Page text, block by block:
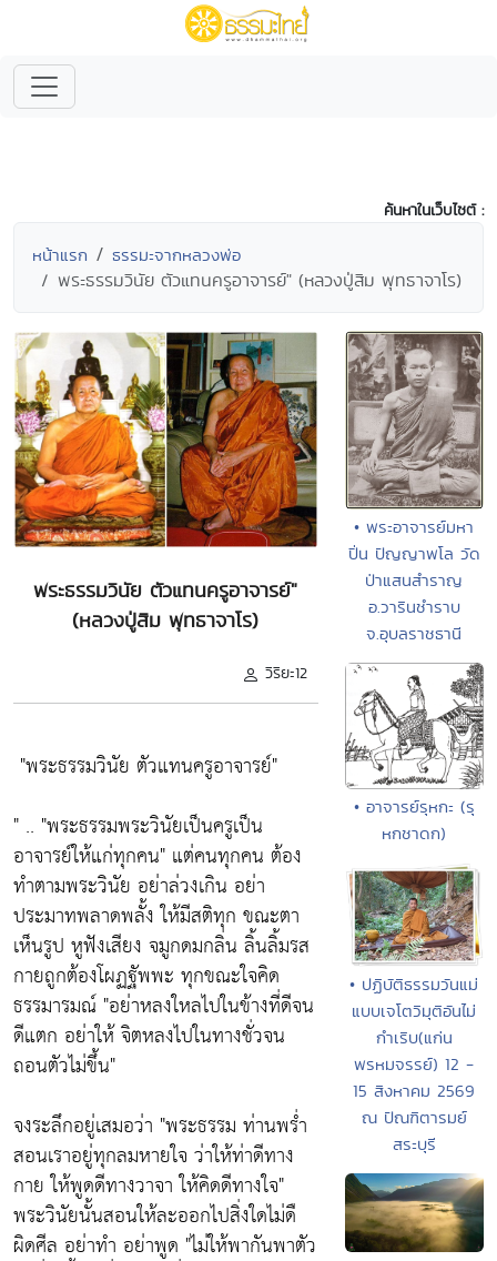
ค้นหาในเว็บไซต์ :
หน้าแรก ธรรมะจากหลวงพ่อ
พระธรรมวินัย ตัวแทนครูอาจารย์" (หลวงปู่สิม พุทธาจาโร)
พระธรรมวินัย ตัวแทนครูอาจารย์"
(หลวงปู่สิม พุทธาจาโร)
วิริยะ12
"พระธรรมวินัย ตัวแทนครูอาจารย์"
" .. "พระธรรมพระวินัยเป็นครูเป็น
อาจารย์ให้แก่ทุกคน" แต่คนทุกคน ต้อง
ทำตามพระวินัย อย่าล่วงเกิน อย่า
ประมาทพลาดพลั้ง ให้มีสติทุก ขณะตา
เห็นรูป หูฟังเสียง จมูกดมกลิ่น ลิ้นลิ้มรส
กายถูกต้องโผฏฐัพพะ ทุกขณะใจคิด
ธรรมารมณ์ "อย่าหลงใหลไปในข้างที่ดีจน
ดีแตก อย่าให้ จิตหลงไปในทางชั่วจน
ถอนตัวไม่ขึ้น"
จงระลึกอยู่เสมอว่า "พระธรรม ท่านพร่ำ
สอนเราอยู่ทุกลมหายใจ ว่าให้ท่าดีทาง
กาย ให้พูดดีทางวาจา ให้คิดดีทางใจ"
พระวินัยนั้นสอนให้ละออกไปสิ่งใดไม่ดื
ผิดศีล อย่าทำ อย่าพูด "ไม่ให้พากันพาตัว
• พระอาจารย์มหา
ปิ่น ปัญญาพโล วัด
ป่าแสนสำราญ
อ.วารินชำราบ
จ.อุบลราชธานี
• อาจารย์รุหกะ (รุ
หกชาดก)
• ปฏิบัติธรรมวันแม่
แบบเจโตวิมุติอันไม่
กำเริบ(แก่น
พรหมจรรย์) 12 -
15 สิงหาคม 2569
ณ ปัณฑิตารมย์
สระบุรี